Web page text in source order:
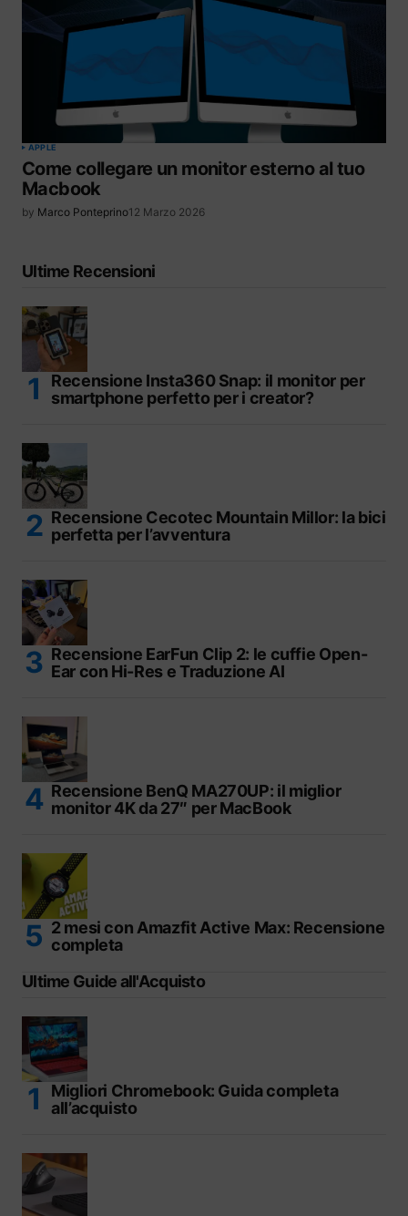
APPLE
Come collegare un monitor esterno al tuo
Macbook
by Marco Ponteprino12 Marzo 2026
Ultime Recensioni
Recensione Insta360 Snap: il monitor per
smartphone perfetto per i creator?
Recensione Cecotec Mountain Millor: la bici
perfetta per l’avventura
Recensione EarFun Clip 2: le cuffie Open-
Ear con Hi-Res e Traduzione AI
Recensione BenQ MA270UP: il miglior
monitor 4K da 27″ per MacBook
2 mesi con Amazfit Active Max: Recensione
completa
Ultime Guide all'Acquisto
Migliori Chromebook: Guida completa
all’acquisto